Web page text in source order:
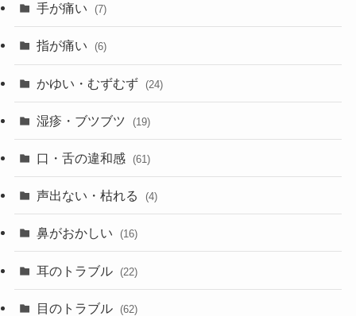
手が痛い (7)
指が痛い (6)
かゆい・むずむず (24)
湿疹・ブツブツ (19)
口・舌の違和感 (61)
声出ない・枯れる (4)
鼻がおかしい (16)
耳のトラブル (22)
目のトラブル (62)